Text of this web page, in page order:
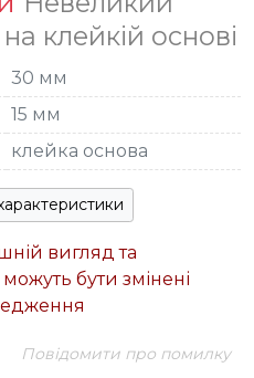
клейкій основі
30 мм
15 мм
клейка основа
вигляд та
бути змінені
Повідомити про помилку